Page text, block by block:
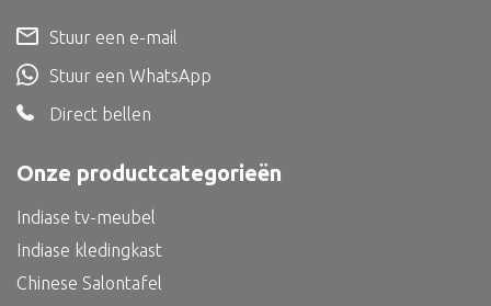
Alle textiel
Kelim
Alle bouwmateriaal
Onze productcategorieën
Indiase tv-meubel
Indiase kledingkast
Chinese Salontafel
Stuur een e-mail
Stuur een WhatsApp
Direct bellen